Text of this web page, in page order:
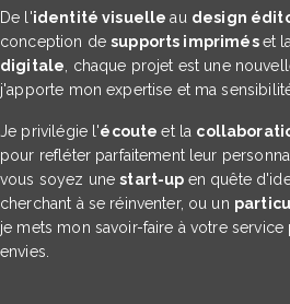
De l'identité visuelleau design
conception desupports impriméset
digitale, chaque projet est une
j'apporte mon expertise et ma
Je privilégie l'écouteet la
pour refléter parfaitement leur
vous soyez unestart-up en quête
cherchant à se réinventer, ou un
je mets mon savoir-faire à votre
envies.